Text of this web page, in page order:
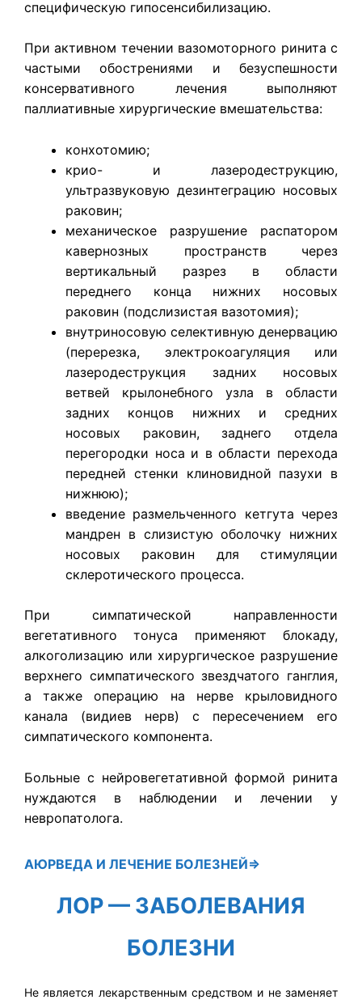
специфическую гипосенсибилизацию.
При активном течении вазомоторного ринита с
частыми обострениями и безуспешности
консервативного лечения выполняют
паллиативные хирургические вмешательства:
конхотомию;
крио- и лазеродеструкцию,
ультразвуковую дезинтеграцию носовых
раковин;
механическое разрушение распатором
кавернозных пространств через
вертикальный разрез в области
переднего конца нижних носовых
раковин (подслизистая вазотомия);
внутриносовую селективную денервацию
(перерезка, электрокоагуляция или
лазеродеструкция задних носовых
ветвей крылонебного узла в области
задних концов нижних и средних
носовых раковин, заднего отдела
перегородки носа и в области перехода
передней стенки клиновидной пазухи в
нижнюю);
введение размельченного кетгута через
мандрен в слизистую оболочку нижних
носовых раковин для стимуляции
склеротического процесса.
При симпатической направленности
вегетативного тонуса применяют блокаду,
алкоголизацию или хирургическое разрушение
верхнего симпатического звездчатого ганглия,
а также операцию на нерве крыловидного
канала (видиев нерв) с пересечением его
симпатического компонента.
Больные с нейровегетативной формой ринита
нуждаются в наблюдении и лечении у
невропатолога.
АЮРВЕДА И ЛЕЧЕНИЕ БОЛЕЗНЕЙ⇒
ЛОР — ЗАБОЛЕВАНИЯ
БОЛЕЗНИ
Не является лекарственным средством и не заменяет